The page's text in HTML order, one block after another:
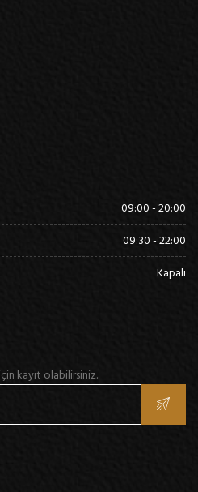
09:00 - 20:00
09:30 - 22:00
Kapalı
kayıt olabilirsiniz..